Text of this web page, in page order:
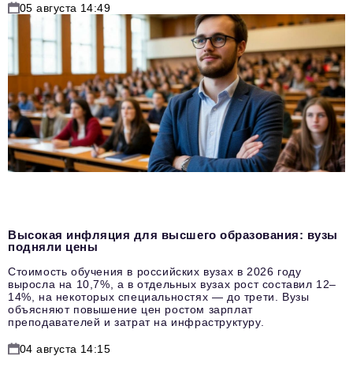
05 августа 14:49
Высокая инфляция для высшего образования: вузы
подняли цены
Стоимость обучения в российских вузах в 2026 году
выросла на 10,7%, а в отдельных вузах рост составил 12–
14%, на некоторых специальностях — до трети. Вузы
объясняют повышение цен ростом зарплат
преподавателей и затрат на инфраструктуру.
04 августа 14:15